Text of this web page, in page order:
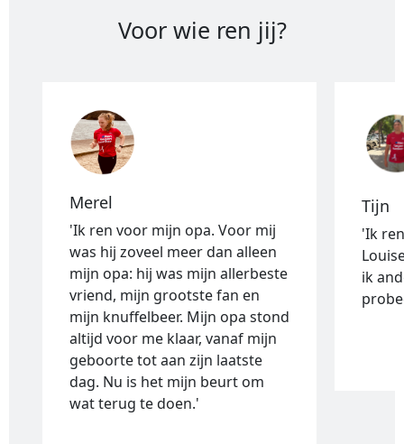
Voor wie ren jij?
Merel
'Ik ren voor mijn opa. Voor mij
was hij zoveel meer dan alleen
mijn opa: hij was mijn allerbeste
vriend, mijn grootste fan en
mijn knuffelbeer. Mijn opa stond
altijd voor me klaar, vanaf mijn
geboorte tot aan zijn laatste
dag. Nu is het mijn beurt om
wat terug te doen.'
Tijn
'Ik
ik